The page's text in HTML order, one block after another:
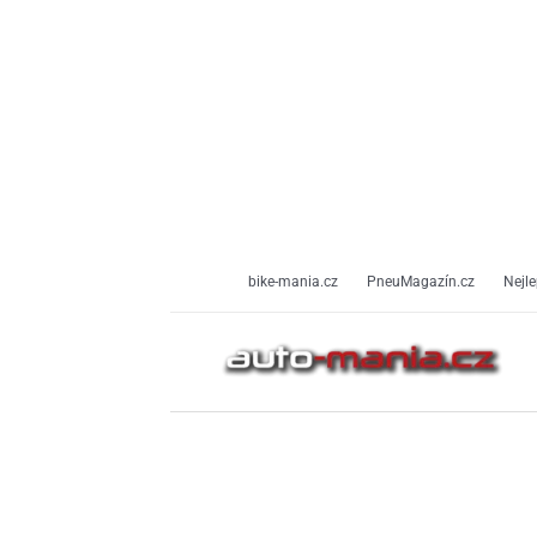
bike-mania.cz PneuMagazín.cz